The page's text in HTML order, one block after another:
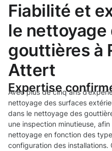
Fiabilité et
le nettoyage
gouttières à
Attert
Expertise
Avec plus de cinq ans
nettoyage des surfaces
dans le nettoyage des
une inspection minutieuse,
nettoyage en fonction des
configuration des installations.